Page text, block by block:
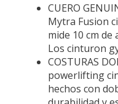
CUERO
Mytra Fusion
mide 10 cm de
Los cinturon
COSTURAS
powerlifting
hechos con